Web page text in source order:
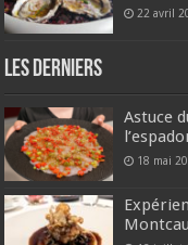
22 avril
Les derniers
Astuce
18 mai